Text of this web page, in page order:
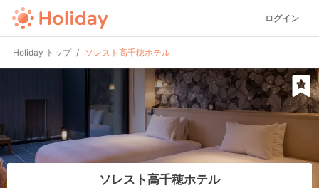
ログイン
Holiday トップ ソレスト高千穂ホテル
ソレスト高千穂ホテル